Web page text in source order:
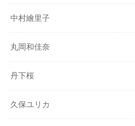
中村繪里子
丸岡和佳奈
丹下桜
久保ユリカ